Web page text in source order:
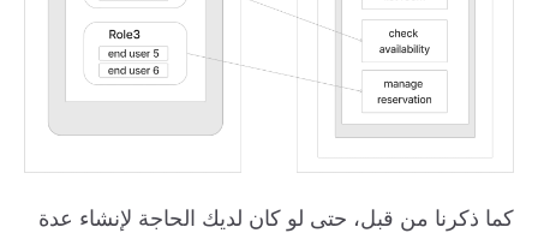
كما ذكرنا من قبل، حتى لو كان لديك الحاجة لإنشاء عدة